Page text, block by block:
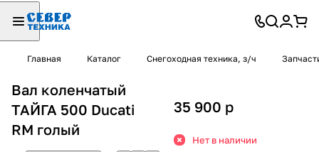
Главная Каталог Снегоходная техника, з/ч
Вал коленчатый
ТАЙГА 500 Ducati
RM голый
35 900 p
Нет в наличии